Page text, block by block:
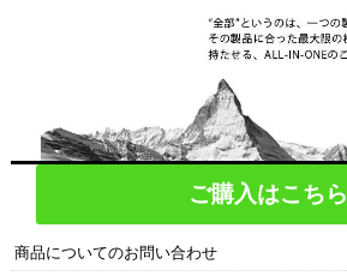
ご購入はこちら
商品についてのお問い合わせ